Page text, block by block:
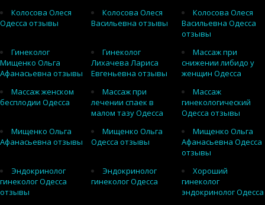
Колосова Олеся
Одесса отзывы
Колосова Олеся
Васильевна отзывы
Колосова Олеся
Васильевна Одесса
отзывы
Гинеколог
Мищенко Ольга
Афанасьевна отзывы
Гинеколог
Лихачева Лариса
Евгеньевна отзывы
Массаж при
снижении либидо у
женщин Одесса
Массаж женском
бесплодии Одесса
Массаж при
лечении спаек в
малом тазу Одесса
Массаж
гинекологический
Одесса отзывы
Мищенко Ольга
Афанасьевна отзывы
Мищенко Ольга
Одесса отзывы
Мищенко Ольга
Афанасьевна Одесса
отзывы
Эндокринолог
гинеколог Одесса
отзывы
Эндокринолог
гинеколог Одесса
Хороший
гинеколог
эндокринолог Одесса